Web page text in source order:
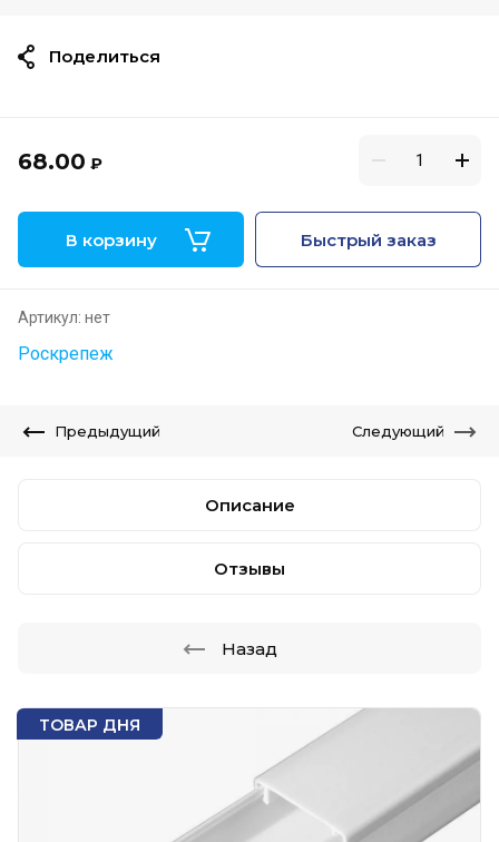
ТОВАР ДНЯ
68.00 ₽
В корзину Быстрый заказ
Артикул: нет
Роскрепеж
Поделиться
Предыдущий Следующий
Описание
Отзывы
Назад